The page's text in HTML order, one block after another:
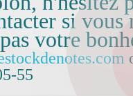
si vous
votre
55